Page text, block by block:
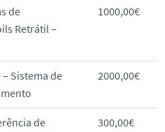
de
Retrátil –
1000,00€
– Sistema de
2000,00€
de
300,00€